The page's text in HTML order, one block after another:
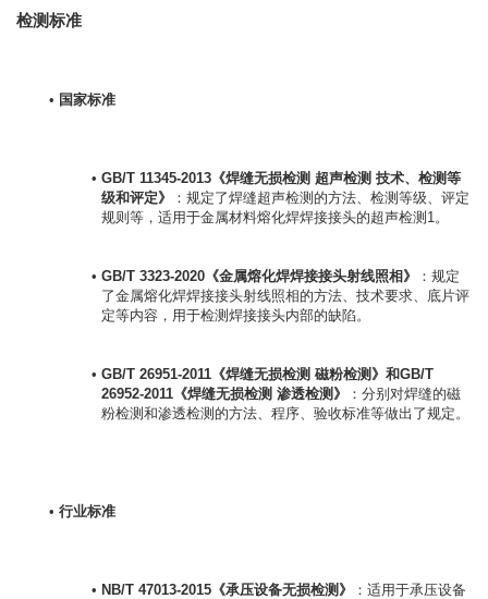
检测标准
国家标准
GB/T 11345-2013《焊缝无损检测 超声检测 技术、检测等
级和评定》
：规定了焊缝超声检测的方法、检测等级、评定
规则等，适用于金属材料熔化焊焊接接头的超声检测1。
GB/T 3323-2020《金属熔化焊焊接接头射线照相》
：规定
了金属熔化焊焊接接头射线照相的方法、技术要求、底片评
定等内容，用于检测焊接接头内部的缺陷。
GB/T 26951-2011《焊缝无损检测 磁粉检测》 和GB/T
26952-2011《焊缝无损检测 渗透检测》
：分别对焊缝的磁
粉检测和渗透检测的方法、程序、验收标准等做出了规定。
行业标准
NB/T 47013-2015《承压设备无损检测》
：适用于承压设备